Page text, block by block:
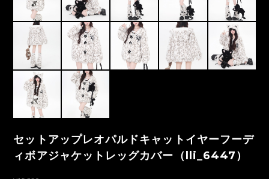
セットアップレオパルドキャットイヤーフーデ
ィボアジャケットレッグカバー（lli_6447）